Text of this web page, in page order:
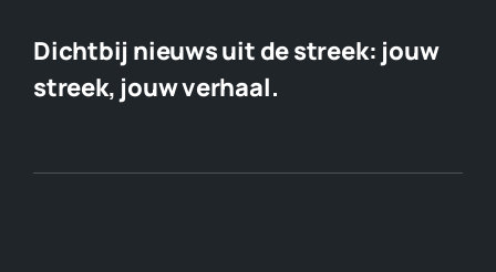
Dichtbij nieuws uit de streek: jouw
streek, jouw verhaal.